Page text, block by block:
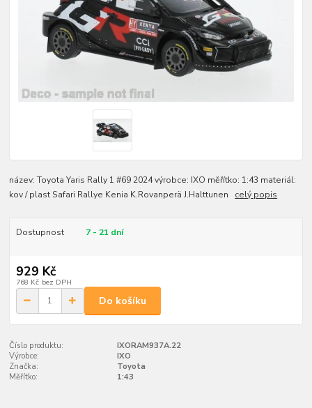
název: Toyota Yaris Rally 1 #69 2024 výrobce: IXO měřítko: 1:43 materiál:
kov / plast Safari Rallye Kenia K.Rovanperä J.Halttunen celý popis
Dostupnost 7 - 21 dní
929 Kč
768 Kč bez DPH
Do košíku
Číslo produktu:
IXORAM937A.22
Výrobce:
IXO
Značka:
Toyota
Měřítko:
1:43